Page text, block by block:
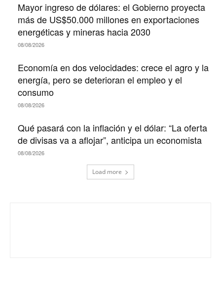
Mayor ingreso de dólares: el Gobierno proyecta
más de US$50.000 millones en exportaciones
energéticas y mineras hacia 2030
08/08/2026
Economía en dos velocidades: crece el agro y la
energía, pero se deterioran el empleo y el
consumo
08/08/2026
Qué pasará con la inflación y el dólar: “La oferta
de divisas va a aflojar”, anticipa un economista
08/08/2026
Load more